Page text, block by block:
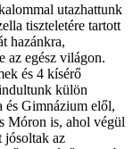
utazhattunk
tiszteletére tartott
hazánkra,
az egész világon.
és 4 kísérő
külön
és Gimnázium elől,
Móron is, ahol végül
jósoltak az